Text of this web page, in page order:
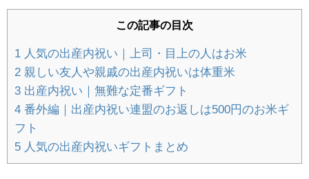
持ち寄りパーティー簡単レシピ公開！ママ
知育ブロックおすすめGESTAR（ジスタ
この記事の目次
1 人気の出産内祝い｜上司・目上の人はお米
2 親しい友人や親戚の出産内祝いは体重米
3 出産内祝い｜無難な定番ギフト
4 番外編｜出産内祝い連盟のお返しは500円のお米ギ
フト
5 人気の出産内祝いギフトまとめ